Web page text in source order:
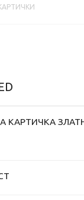
КАРТИЧКА